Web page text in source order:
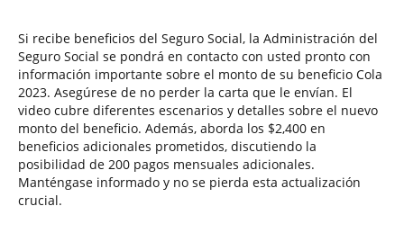
Si recibe beneficios del Seguro Social, la Administración del
Seguro Social se pondrá en contacto con usted pronto con
información importante sobre el monto de su beneficio Cola
2023. Asegúrese de no perder la carta que le envían. El
video cubre diferentes escenarios y detalles sobre el nuevo
monto del beneficio. Además, aborda los $2,400 en
beneficios adicionales prometidos, discutiendo la
posibilidad de 200 pagos mensuales adicionales.
Manténgase informado y no se pierda esta actualización
crucial.